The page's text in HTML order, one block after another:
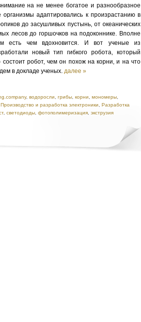
на не менее богатое и разнообразное
адаптировались к произрастанию в
до засушливых пустынь, от океанических
лесов до горшочков на подоконнике. Вполне
есть чем вдохновится. И вот ученые из
новый тип гибкого робота, который
робот, чем он похож на корни, и на что
в докладе ученых. далее »
, водоросли грибы корни мономеры
Производство и разработка электроники
Разработка
, светодиоды фотополимеризация экструзия